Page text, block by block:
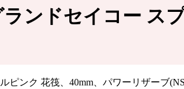
ンドセイコー ス